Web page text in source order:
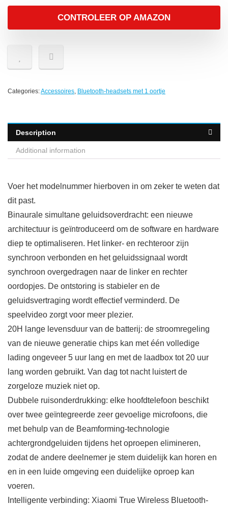
CONTROLEER OP AMAZON
Categories:Accessoires, Bluetooth-headsets met 1 oortje
Description
Additional information
Voer het modelnummer hierboven in om zeker te weten dat
dit past.
Binaurale simultane geluidsoverdracht: een nieuwe
architectuur is geïntroduceerd om de software en hardware
diep te optimaliseren. Het linker- en rechteroor zijn
synchroon verbonden en het geluidssignaal wordt
synchroon overgedragen naar de linker en rechter
oordopjes. De ontstoring is stabieler en de
geluidsvertraging wordt effectief verminderd. De
speelvideo zorgt voor meer plezier.
20H lange levensduur van de batterij: de stroomregeling
van de nieuwe generatie chips kan met één volledige
lading ongeveer 5 uur lang en met de laadbox tot 20 uur
lang worden gebruikt. Van dag tot nacht luistert de
zorgeloze muziek niet op.
Dubbele ruisonderdrukking: elke hoofdtelefoon beschikt
over twee geïntegreerde zeer gevoelige microfoons, die
met behulp van de Beamforming-technologie
achtergrondgeluiden tijdens het oproepen elimineren,
zodat de andere deelnemer je stem duidelijk kan horen en
en in een luide omgeving een duidelijke oproep kan
voeren.
Intelligente verbinding: Xiaomi True Wireless Bluetooth-